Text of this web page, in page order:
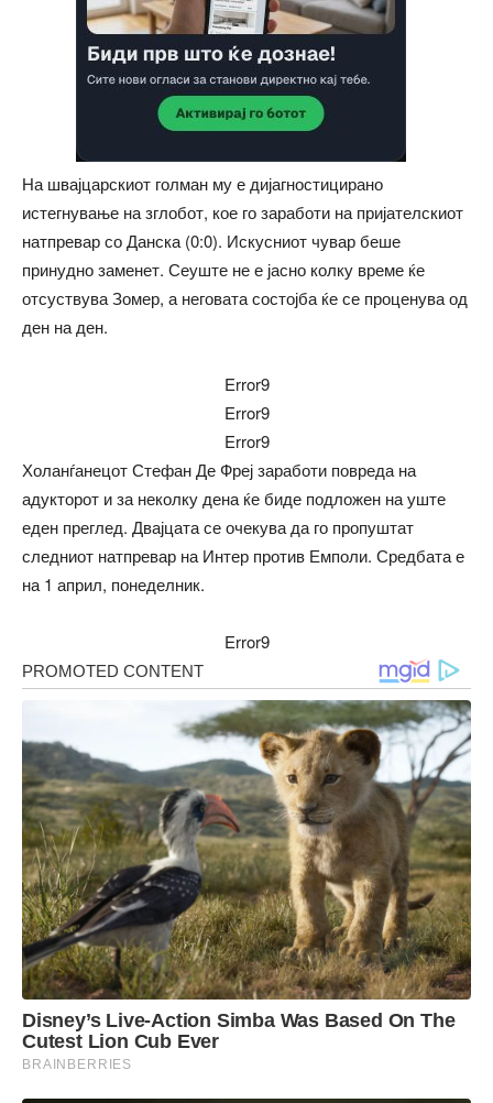
На швајцарскиот голман му е дијагностицирано
истегнување на зглобот, кое го заработи на пријателскиот
натпревар со Данска (0:0). Искусниот чувар беше
принудно заменет. Сеуште не е јасно колку време ќе
отсуствува Зомер, а неговата состојба ќе се проценува од
ден на ден.
Error9
Error9
Error9
Холанѓанецот Стефан Де Фреј заработи повреда на
адукторот и за неколку дена ќе биде подложен на уште
еден преглед. Двајцата се очекува да го пропуштат
следниот натпревар на Интер против Емполи. Средбата е
на 1 април, понеделник.
Error9